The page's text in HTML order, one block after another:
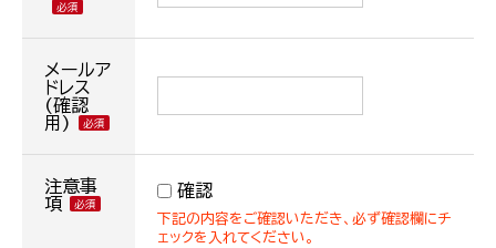
メールア
ドレス
(確認
用)
注意事
項
確認
下記の内容をご確認いただき、必ず確認欄にチ
ェックを入れてください。